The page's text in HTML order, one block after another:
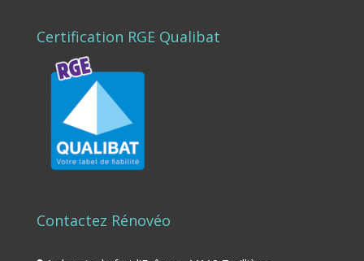
Certification RGE Qualibat
Contactez Rénovéo